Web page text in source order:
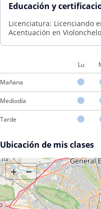
Educación y
Licenciatura: Licenciando
Acentuación en Violonchelo
Lu
Mañana
Mediodía
Tarde
Ubicación de mis clases
+ −